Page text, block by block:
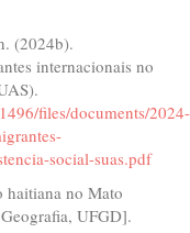
(2024b).
internacionais no
files/documents/2024-
social-suas.pdf
haitiana no Mato
UFGD].